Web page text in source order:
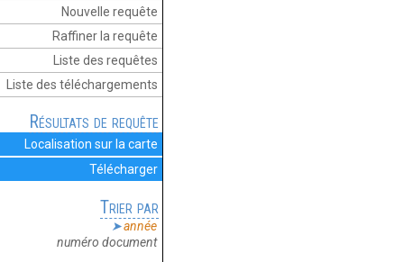
Nouvelle requête
Raffiner la requête
Liste des requêtes
Liste des téléchargements
Résultats de requête
Localisation sur la carte
Télécharger
Trier par
année
numéro document